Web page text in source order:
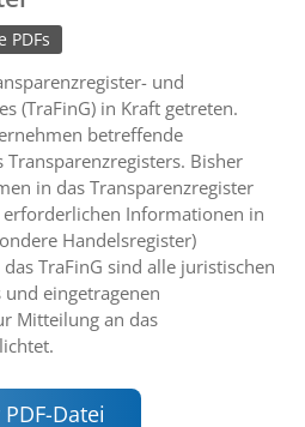
PDFs
und
(TraFinG) in Kraft getreten.
betreffende
Bisher
in das Transparenzregister
Informationen in
Handelsregister)
TraFinG sind alle juristischen
eingetragenen
Mitteilung an das
Datei